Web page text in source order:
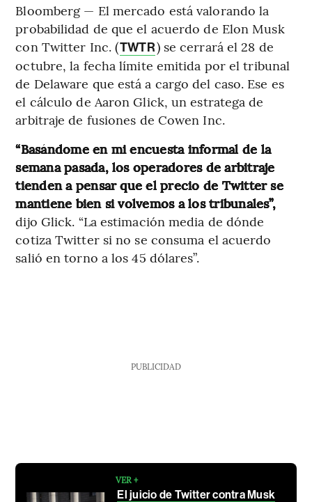
Bloomberg — El mercado está valorando la
probabilidad de que el acuerdo de Elon Musk
con Twitter Inc. (TWTR) se cerrará el 28 de
octubre, la fecha límite emitida por el tribunal
de Delaware que está a cargo del caso. Ese es
el cálculo de Aaron Glick, un estratega de
arbitraje de fusiones de Cowen Inc.
“Basándome en mi encuesta informal de la
semana pasada, los operadores de arbitraje
tienden a pensar que el precio de Twitter se
mantiene bien si volvemos a los tribunales”,
dijo Glick. “La estimación media de dónde
cotiza Twitter si no se consuma el acuerdo
salió en torno a los 45 dólares”.
PUBLICIDAD
VER +
El juicio de Twitter contra Musk